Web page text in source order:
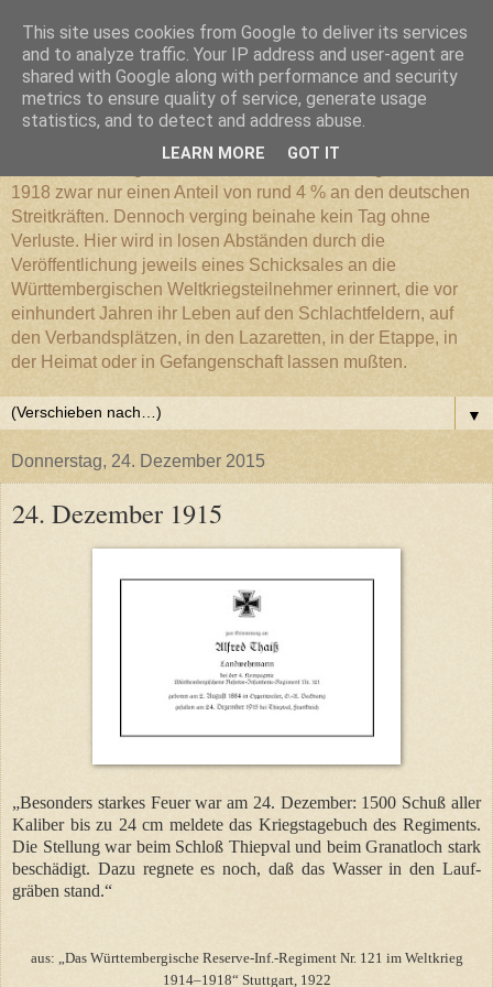
Württembergischer
Weltkriegs-Blog
1918 zwar nur einen Anteil von rund 4 % an den deutschen
Streitkräften. Dennoch verging beinahe kein Tag ohne
Verluste. Hier wird in losen Abständen durch die
Veröffentlichung jeweils eines Schicksales an die
Württembergischen Weltkriegsteilnehmer erinnert, die vor
einhundert Jahren ihr Leben auf den Schlachtfeldern, auf
den Verbandsplätzen, in den Lazaretten, in der Etappe, in
der Heimat oder in Gefangenschaft lassen mußten.
▼
Donnerstag, 24. Dezember 2015
24. Dezember 1915
„Besonders starkes Feuer war am 24. Dezember: 1500 Schuß aller
Kaliber bis zu 24 cm meldete das Kriegstagebuch des Regiments.
Die Stellung war beim Schloß Thiepval und beim Granatloch stark
beschädigt. Dazu regnete es noch, daß das Wasser in den Lauf-
gräben stand.“
aus: „Das Württembergische Reserve-Inf.-Regiment Nr. 121 im Weltkrieg
1914–1918“ Stuttgart, 1922
This site uses cookies from Google to deliver its services
and to analyze traffic. Your IP address and user-agent are
shared with Google along with performance and security
metrics to ensure quality of service, generate usage
statistics, and to detect and address abuse.
LEARN MORE GOT IT